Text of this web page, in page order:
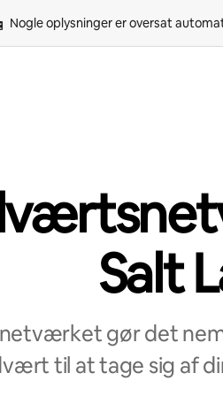
Nogle oplysninger er oversat
Salt
gør det
til at tage sig af